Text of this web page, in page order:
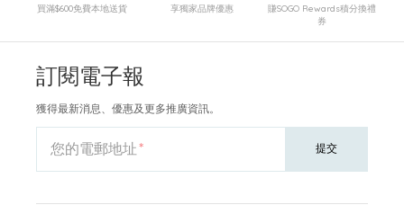
買滿$600免費本地送貨 享獨家品牌優惠
賺SOGO Rewards積分換禮
券
訂閱電子報
獲得最新消息、優惠及更多推廣資訊。
您的電郵地址 提交